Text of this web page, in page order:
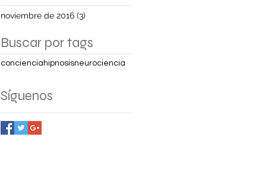
noviembre de 2016 (3)
Buscar por tags
conciencia hipnosisneurociencia
Síguenos